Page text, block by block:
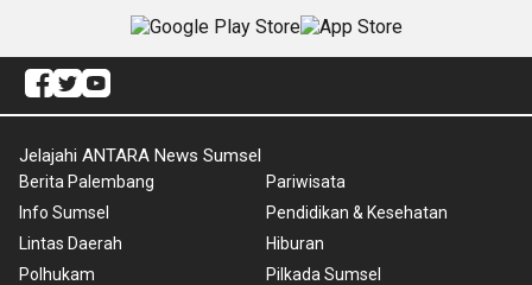
Jelajahi ANTARA News Sumsel
Berita Palembang
Info Sumsel
Lintas Daerah
Polhukam
Pariwisata
Pendidikan & Kesehatan
Hiburan
Pilkada Sumsel